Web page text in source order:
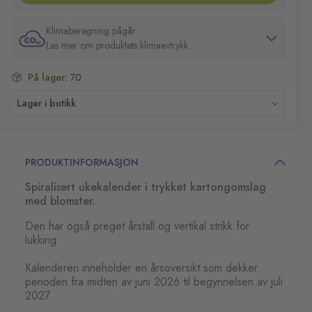
Klimaberegning pågår
Les mer om produktets klimaavtrykk
På lager: 70
Lager i butikk
PRODUKTINFORMASJON
Spiralisert ukekalender i trykket kartongomslag
med blomster.
Den har også preget årstall og vertikal strikk for
lukking.
Kalenderen inneholder en årsoversikt som dekker
perioden fra midten av juni 2026 til begynnelsen av juli
2027.